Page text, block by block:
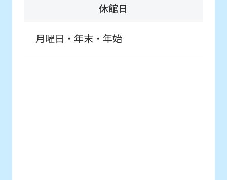
休館日
月曜日・年末・年始
understand
this
before
using